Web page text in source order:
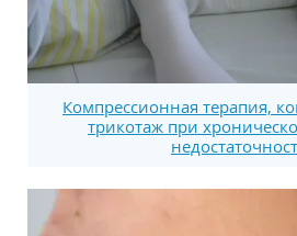
Компрессионная терапия,
трикотаж при